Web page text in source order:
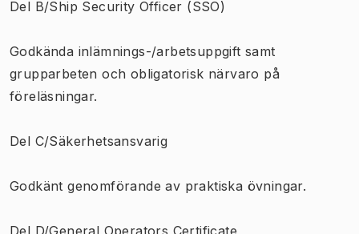
Del B/Ship Security Officer (SSO)
Godkända inlämnings-/arbetsuppgift samt
grupparbeten och obligatorisk närvaro på
föreläsningar.
Del C/Säkerhetsansvarig
Godkänt genomförande av praktiska övningar.
Del D/General Operators Certificate